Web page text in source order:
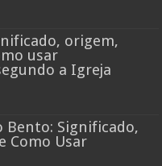
origem,
usar
a Igreja
Bento: Significado,
Como Usar